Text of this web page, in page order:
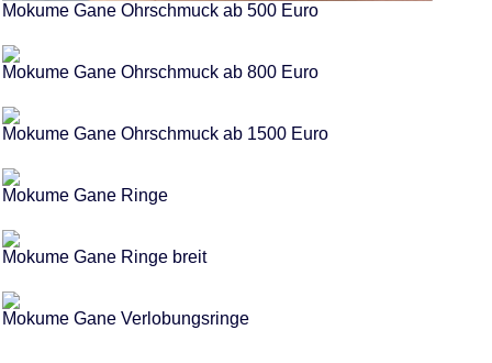
Mokume Gane Ohrschmuck ab 500 Euro
Mokume Gane Ohrschmuck ab 800 Euro
Mokume Gane Ohrschmuck ab 1500 Euro
Mokume Gane Ringe
Mokume Gane Ringe breit
Mokume Gane Verlobungsringe